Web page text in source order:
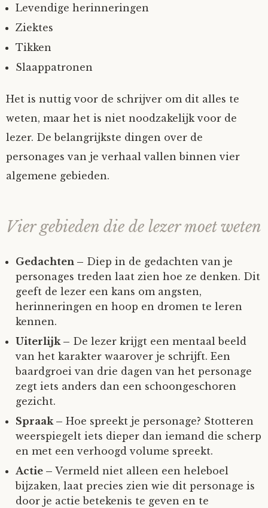
Levendige herinneringen
Ziektes
Tikken
Slaappatronen
Het is nuttig voor de schrijver om dit alles te
weten, maar het is niet noodzakelijk voor de
lezer. De belangrijkste dingen over de
personages van je verhaal vallen binnen vier
algemene gebieden.
Vier gebieden die de lezer moet weten
Gedachten – Diep in de gedachten van je
personages treden laat zien hoe ze denken. Dit
geeft de lezer een kans om angsten,
herinneringen en hoop en dromen te leren
kennen.
Uiterlijk – De lezer krijgt een mentaal beeld
van het karakter waarover je schrijft. Een
baardgroei van drie dagen van het personage
zegt iets anders dan een schoongeschoren
gezicht.
Spraak – Hoe spreekt je personage? Stotteren
weerspiegelt iets dieper dan iemand die scherp
en met een verhoogd volume spreekt.
Actie – Vermeld niet alleen een heleboel
bijzaken, laat precies zien wie dit personage is
door je actie betekenis te geven en te